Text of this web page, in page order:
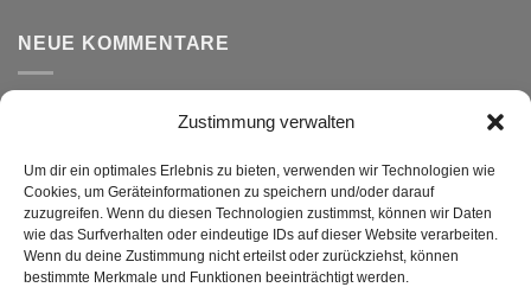
Zustimmung verwalten
Um dir ein optimales Erlebnis zu bieten, verwenden wir Technologien wie
Cookies, um Geräteinformationen zu speichern und/oder darauf
zuzugreifen. Wenn du diesen Technologien zustimmst, können wir Daten
wie das Surfverhalten oder eindeutige IDs auf dieser Website verarbeiten.
Wenn du deine Zustimmung nicht erteilst oder zurückziehst, können
bestimmte Merkmale und Funktionen beeinträchtigt werden.
NEUE KOMMENTARE